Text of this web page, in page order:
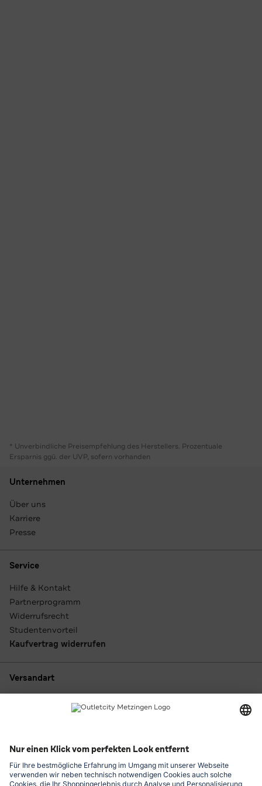
* Unverbindliche Preisempfehlung des Herstellers. Prozentuale
Ersparnis ggü. der UVP, sofern vorhanden
Unternehmen
Über uns
Karriere
Presse
Service
Hilfe & Kontakt
Partnerprogramm
Widerrufsrecht
Studentenvorteil
Kaufvertrag widerrufen
Versandart